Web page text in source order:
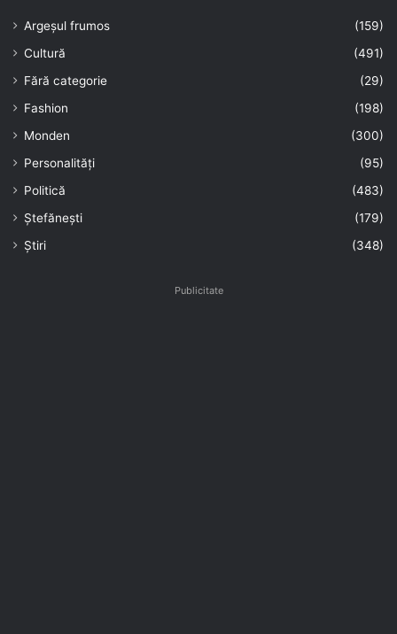
Argeșul frumos
(159)
Cultură
(491)
Fără categorie
(29)
Fashion
(198)
Monden
(300)
Personalități
(95)
Politică
(483)
Ștefănești
(179)
Știri
(348)
Publicitate